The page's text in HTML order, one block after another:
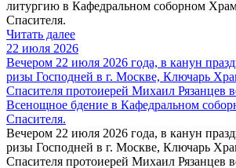
литургию в Кафедральном cоборном
Спасителя.
Читать далее
22 июля 2026
Вечером 22 июля 2026 года, в канун
ризы Господней в г. Москве, Ключарь
Спасителя протоиерей Михаил Рязанцев
Всенощное бдение в Кафедральном
Спасителя.
Вечером 22 июля 2026 года, в канун
ризы Господней в г. Москве, Ключарь
Спасителя протоиерей Михаил Рязанцев